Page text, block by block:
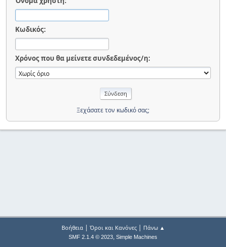
Κωδικός:
Χρόνος που θα μείνετε συνδεδεμένος/η:
Ξεχάσατε τον κωδικό σας;
Βοήθεια| Όροι και Κανόνες| Πάνω ▲
SMF 2.1.4 © 2023, Simple Machines